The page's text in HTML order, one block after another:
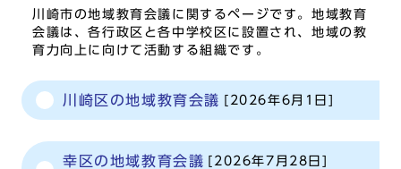
川崎市の地域教育会議に関するページです。地域教育
会議は、各行政区と各中学校区に設置され、地域の教
育力向上に向けて活動する組織です。
川崎区の地域教育会議 [2026年6月1日]
幸区の地域教育会議 [2026年7月28日]